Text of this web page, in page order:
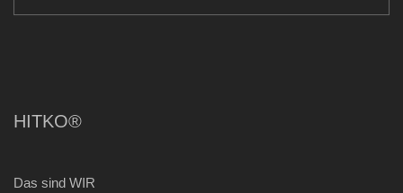
HITKO®
Das sind WIR